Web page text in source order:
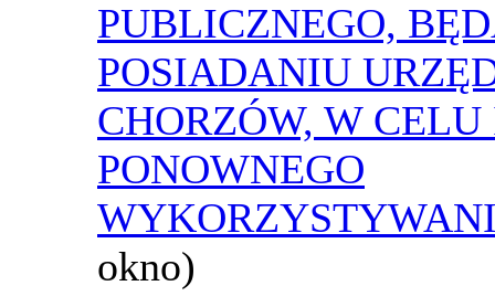
PUBLICZNEGO,
POSIADANIU
CHORZÓW, W
PONOWNEGO
okno)